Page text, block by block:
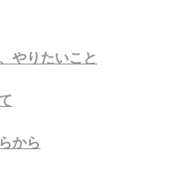
やりたいこと
から